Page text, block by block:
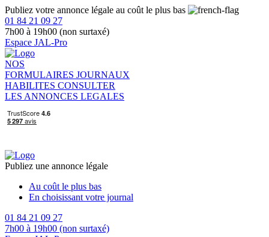
Publiez votre annonce légale au coût le plus bas
01 84 21 09 27
7h00 à 19h00 (non surtaxé)
Espace JAL-Pro
NOS
FORMULAIRES JOURNAUX
HABILITES CONSULTER
LES ANNONCES LEGALES
Publiez une annonce légale
Au coût le plus bas
En choisissant votre journal
01 84 21 09 27
7h00 à 19h00 (non surtaxé)